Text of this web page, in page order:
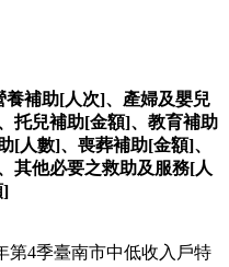
補助[人次]、 產婦及嬰兒
托兒補助[金額]、 教育補助
[人數]、 喪葬補助[金額]、
其他必要之救助及服務[人
]
第4季臺南市中低收入戶特